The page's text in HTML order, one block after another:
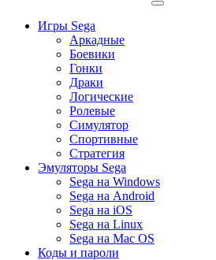
Игры Sega
Аркадные
Боевики
Гонки
Драки
Логические
Ролевые
Симулятор
Спортивные
Стратегия
Эмуляторы Sega
Sega на Windows
Sega на Android
Sega на iOS
Sega на Linux
Sega на Mac OS
Коды и пароли